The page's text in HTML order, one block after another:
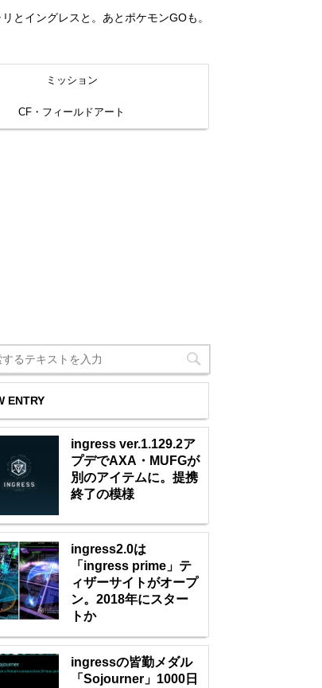
とイングレスと。あとポケモンGOも。
ミッション
CF・フィールドアート
ENTRY
ingress ver.1.129.2ア
プデでAXA・MUFGが
別のアイテムに。提携
終了の模様
ingress2.0は
「ingress prime」テ
ィザーサイトがオープ
ン。2018年にスター
トか
ingressの皆勤メダル
「Sojourner」1000日